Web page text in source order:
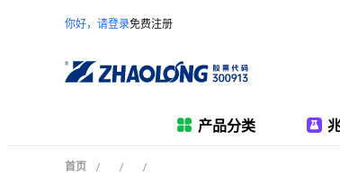
你好，请登录免费注册
产品分类
首页